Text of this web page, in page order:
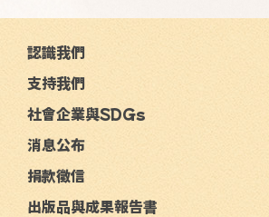
認識我們
支持我們
社會企業與SDGs
消息公布
捐款徵信
出版品與成果報告書